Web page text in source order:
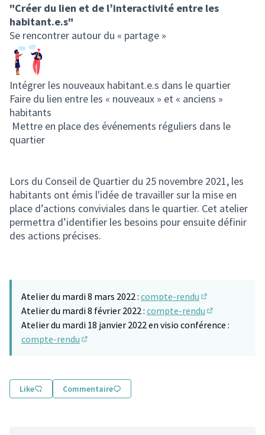
"Créer du lien et de l’interactivité entre les
habitant.e.s"
Se rencontrer autour du « partage »
Intégrer les nouveaux habitant.e.s dans le quartier
Faire du lien entre les « nouveaux » et « anciens »
habitants
Mettre en place des événements réguliers dans le
quartier
Lors du Conseil de Quartier du 25 novembre 2021, les
habitants ont émis l'idée de travailler sur la mise en
place d’actions conviviales dans le quartier. Cet atelier
permettra d’identifier les besoins pour ensuite définir
des actions précises.
Atelier du mardi 8 mars 2022 : compte-rendu
(S'ouvre dans
Atelier du mardi 8 février 2022 : compte-rendu
Atelier du mardi 18 janvier 2022 en visio conférence :
compte-rendu
Like Commentaire